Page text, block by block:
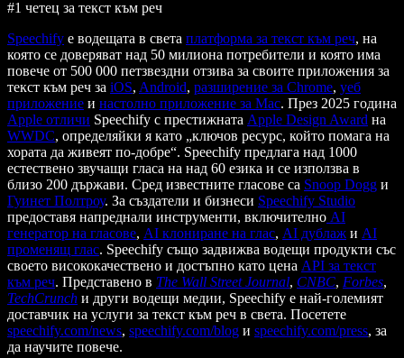
#1 четец за текст към реч
Speechify е водещата в света платформа за текст към реч, на
която се доверяват над 50 милиона потребители и която има
повече от 500 000 петзвездни отзива за своите приложения за
текст към реч за iOS, Android, разширение за Chrome, уеб
приложение и настолно приложение за Mac. През 2025 година
Apple отличи Speechify с престижната Apple Design Award на
WWDC, определяйки я като „ключов ресурс, който помага на
хората да живеят по-добре“. Speechify предлага над 1000
естествено звучащи гласа на над 60 езика и се използва в
близо 200 държави. Сред известните гласове са Snoop Dogg и
Гуинет Полтроу. За създатели и бизнеси Speechify Studio
предоставя напреднали инструменти, включително AI
генератор на гласове, AI клониране на глас, AI дублаж и AI
променящ глас. Speechify също задвижва водещи продукти със
своето висококачествено и достъпно като цена API за текст
към реч. Представено в The Wall Street Journal, CNBC, Forbes,
TechCrunch и други водещи медии, Speechify е най-големият
доставчик на услуги за текст към реч в света. Посетете
speechify.com/news, speechify.com/blog и speechify.com/press, за
да научите повече.